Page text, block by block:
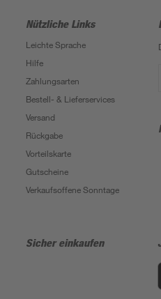
Nützliche Links
Leichte Sprache
Hilfe
Zahlungsarten
Bestell- & Lieferservices
Versand
Rückgabe
Vorteilskarte
Gutscheine
Verkaufsoffene Sonntage
Sicher einkaufen